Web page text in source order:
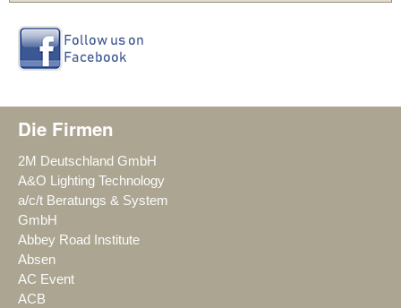
Die Firmen
2M Deutschland GmbH
A&O Lighting Technology
a/c/t Beratungs & System
GmbH
Abbey Road Institute
Absen
AC Event
ACB